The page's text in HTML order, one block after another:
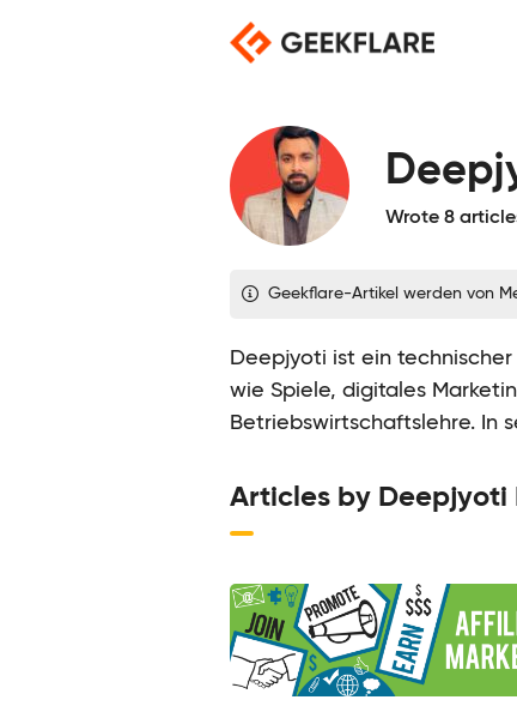
Wrote 8
Geekflare-Artikel werden von
Deepjyoti ist ein
wie Spiele, digitales
Betriebswirtschaftslehre. In
Articles by Deepjyoti